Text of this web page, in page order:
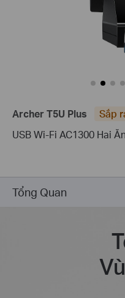
Archer T5U Plus
Sắp
USB Wi-Fi AC1300 Hai
Tổng Quan